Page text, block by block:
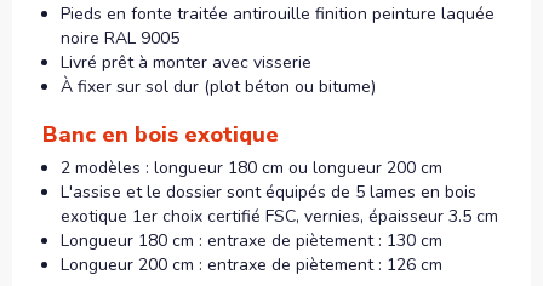
Pieds en fonte traitée antirouille finition peinture laquée
noire RAL 9005
Livré prêt à monter avec visserie
À fixer sur sol dur (plot béton ou bitume)
Banc en bois exotique
2 modèles : longueur 180 cm ou longueur 200 cm
L'assise et le dossier sont équipés de 5 lames en bois
exotique 1er choix certifié FSC, vernies, épaisseur 3.5 cm
Longueur 180 cm : entraxe de piètement : 130 cm
Longueur 200 cm : entraxe de piètement : 126 cm